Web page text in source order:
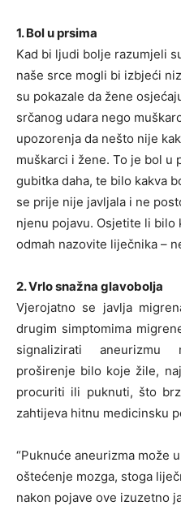
1. Bol u prsima
Kad bi ljudi bolje razumjeli
naše srce mogli bi izbjeći
su pokazale da žene
srčanog udara nego
upozorenja da nešto nije
muškarci i žene. To je bol u
gubitka daha, te bilo kakva
se prije nije javljala i ne
njenu pojavu. Osjetite li bilo
odmah nazovite liječnika –
2. Vrlo snažna glavobolja
Vjerojatno se javlja
drugim simptomima
signalizirati aneurizmu
proširenje bilo koje žile,
procuriti ili puknuti, što
zahtijeva hitnu medicinsku
“Puknuće aneurizma može
oštećenje mozga, stoga
nakon pojave ove izuzetno